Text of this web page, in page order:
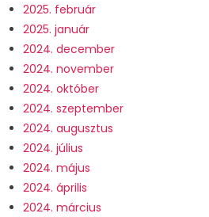
2025. február
2025. január
2024. december
2024. november
2024. október
2024. szeptember
2024. augusztus
2024. július
2024. május
2024. április
2024. március